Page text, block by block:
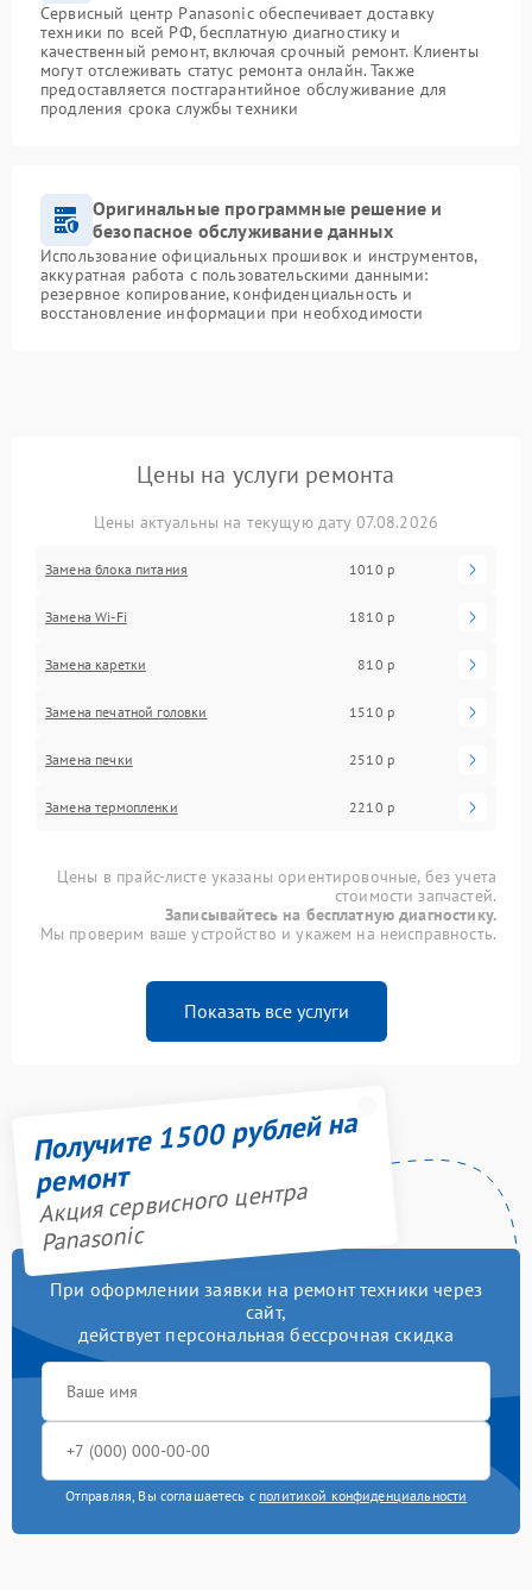
Сервисный центр Panasonic обеспечивает доставку
техники по всей РФ, бесплатную диагностику и
качественный ремонт, включая срочный ремонт. Клиенты
могут отслеживать статус ремонта онлайн. Также
предоставляется постгарантийное обслуживание для
продления срока службы техники
Оригинальные программные решение и
безопасное обслуживание данных
Использование официальных прошивок и инструментов,
аккуратная работа с пользовательскими данными:
резервное копирование, конфиденциальность и
восстановление информации при необходимости
Цены на услуги ремонта
Цены актуальны на текущую дату 07.08.2026
Замена блока питания 1010 р
Замена Wi-Fi 1810 р
Замена каретки 810 р
Замена печатной головки 1510 р
Замена печки 2510 р
Замена термопленки 2210 р
Цены в прайс-листе указаны ориентировочные, без учета
стоимости запчастей.
Записывайтесь на бесплатную диагностику.
Мы проверим ваше устройство и укажем на неисправность.
Показать все услуги
Получите 1500 рублей на
ремонт
Акция сервисного центра
Panasonic
При оформлении заявки на ремонт техники через
сайт,
действует персональная бессрочная скидка
Отправляя, Вы соглашаетесь с политикой конфиденциальности